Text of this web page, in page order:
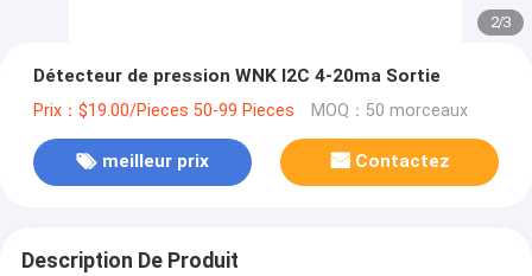
2/3
Détecteur de pression WNK I2C 4-20ma Sortie
Prix：$19.00/Pieces 50-99 Pieces MOQ：50 morceaux
meilleur prix Contactez
Description De Produit